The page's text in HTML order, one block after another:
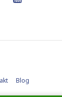
Blog